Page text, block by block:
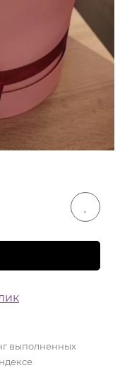
выполненных